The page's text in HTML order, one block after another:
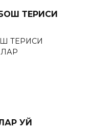
ТЕРИСИ
ТЕРИСИ
УЙ